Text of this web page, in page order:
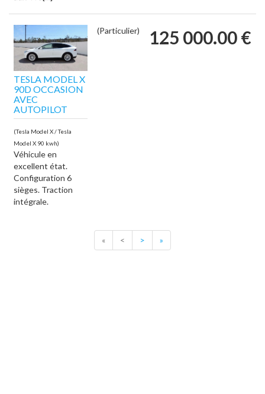
TESLA MODEL X
90D OCCASION
AVEC
AUTOPILOT
(Tesla Model X / Tesla
Model X 90 kwh)
Véhicule en
excellent état.
Configuration 6
sièges. Traction
intégrale.
(Particulier) 125 000.00 €
« < > »